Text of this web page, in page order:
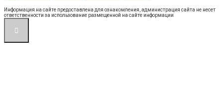
Информация на сайте предоставлена для ознакомления, администрация сайта не несет
ответственности за использование размещенной на сайте информации